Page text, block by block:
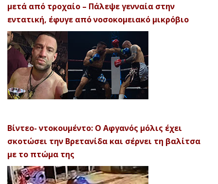
μετά από τροχαίο – Πάλεψε γενναία στην
εντατική, έφυγε από νοσοκομειακό μικρόβιο
Βίντεο- ντοκουμέντο: Ο Αφγανός μόλις έχει
σκοτώσει την Βρετανίδα και σέρνει τη βαλίτσα
με το πτώμα της